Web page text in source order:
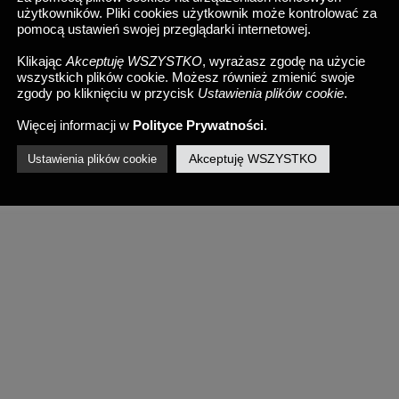
- POLAND
728-816-668
INST.:
@dearhunter_weddings
Wedding Photography // fotografia ślubna, fotograf ślubny, reportaż
użytkowników. Pliki cookies użytkownik może kontrolować za
pomocą ustawień swojej przeglądarki internetowej.
Klikając Akceptuję WSZYSTKO, wyrażasz zgodę na użycie
wszystkich plików cookie. Możesz również zmienić swoje
zgody po kliknięciu w przycisk Ustawienia plików cookie.
Więcej informacji w Polityce Prywatności.
Ustawienia plików cookie Akceptuję WSZYSTKO